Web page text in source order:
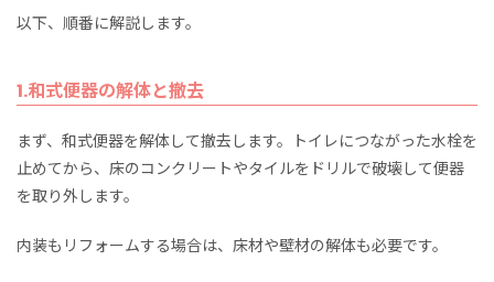
以下、順番に解説します。
1.和式便器の解体と撤去
まず、和式便器を解体して撤去します。トイレにつながった水栓を
止めてから、床のコンクリートやタイルをドリルで破壊して便器
を取り外します。
内装もリフォームする場合は、床材や壁材の解体も必要です。